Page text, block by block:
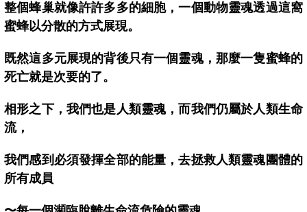
整個蜂巢就像許許多多的細胞，一個動物靈魂透過這窩
蜜蜂以分散的方式展現。
既然這多元展現的背後只有一個靈魂，那麼一隻蜜蜂的
死亡就是次要的了。
相形之下，我們也是人類靈魂，而我們仍屬於人類生命
流，
我們感到必須發揮全部的能量，去拯救人類靈魂團體的
所有成員